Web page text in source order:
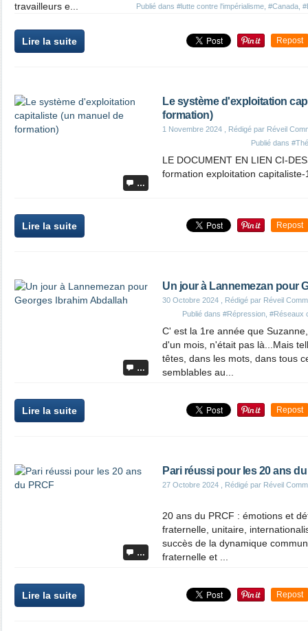
Publié dans #lutte contre l'impérialisme #Canada
travailleurs e...
Lire la suite Repost
…
Le système d'exploitation
formation)
1 Novembre 2024 , Rédigé par Réveil
Publié dans
LE DOCUMENT EN LIEN CI-
formation exploitation
Lire la suite Repost
…
Un jour à Lannemezan pour
30 Octobre 2024 , Rédigé par Réveil
Publié dans #Répression #Réseaux
C' est la 1re année que
d'un mois, n'était pas là...Mais
têtes, dans les mots, dans tous
semblables au...
Lire la suite Repost
…
Pari réussi pour les 20 ans
27 Octobre 2024 , Rédigé par Réveil
20 ans du PRCF : émotions et
fraternelle, unitaire,
succès de la dynamique
fraternelle et ...
Lire la suite Repost